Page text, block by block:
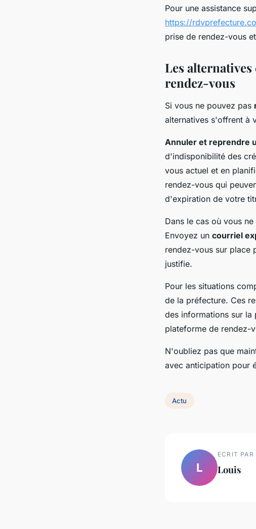
Pour une assistance
https://
prise de rendez-vous
Les
rendez-vous
Si vous ne pouvez pas
alternatives s'offrent à
Annuler et reprendre
d'indisponibilité des
vous actuel et en
rendez-vous qui
d'expiration de votre
Dans le cas où vous
Envoyez un courriel
rendez-vous sur place
justifie.
Pour les situations
de la préfecture. Ces
des informations sur la
plateforme de rendez-
N'oubliez pas que
avec anticipation pour
Actu
L
ECRIT PAR
Louis